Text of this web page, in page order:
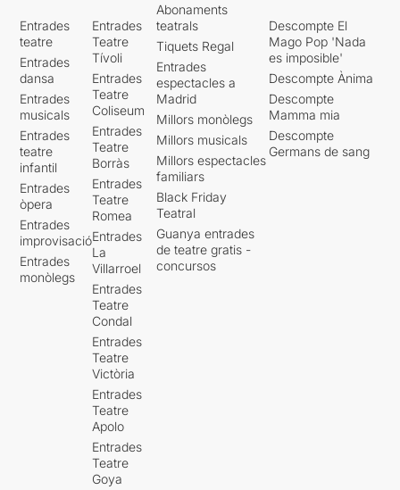
Entrades
teatre
Entrades
dansa
Entrades
musicals
Entrades
teatre
infantil
Entrades
òpera
Entrades
improvisació
Entrades
monòlegs
Entrades
Teatre
Tívoli
Entrades
Teatre
Coliseum
Entrades
Teatre
Borràs
Entrades
Teatre
Romea
Entrades
La
Villarroel
Entrades
Teatre
Condal
Entrades
Teatre
Victòria
Entrades
Teatre
Apolo
Entrades
Teatre
Goya
Abonaments
teatrals
Tiquets Regal
Entrades
espectacles a
Madrid
Millors monòlegs
Millors musicals
Millors espectacles
familiars
Black Friday
Teatral
Guanya entrades
de teatre gratis -
concursos
Descompte El
Mago Pop 'Nada
es imposible'
Descompte Ànima
Descompte
Mamma mia
Descompte
Germans de sang